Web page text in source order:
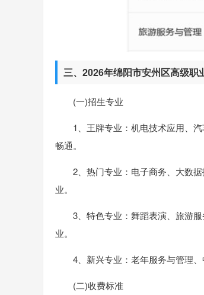
三、2026年绵阳市安州区高级职
(一)招生专业
1、王牌专业：机电技术应用、
畅通。
2、热门专业：电子商务、大数
业。
3、特色专业：舞蹈表演、旅游
业。
4、新兴专业：老年服务与管理
(二)收费标准